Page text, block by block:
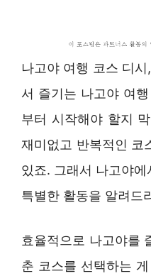
나고야 여행 코스 디
서 즐기는 나고야 여
부터 시작해야 할지
재미없고 반복적인 코
있죠. 그래서 나고야
특별한 활동을 알려드
효율적으로 나고야를
춘 코스를 선택하는